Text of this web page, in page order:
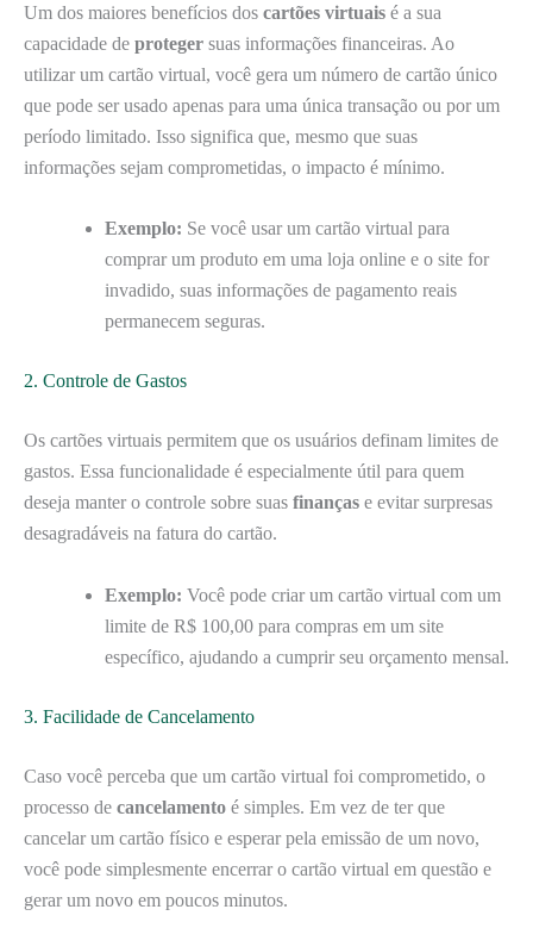
Um dos maiores benefícios dos cartões virtuais é a sua
capacidade de proteger suas informações financeiras. Ao
utilizar um cartão virtual, você gera um número de cartão único
que pode ser usado apenas para uma única transação ou por um
período limitado. Isso significa que, mesmo que suas
informações sejam comprometidas, o impacto é mínimo.
Exemplo: Se você usar um cartão virtual para
comprar um produto em uma loja online e o site for
invadido, suas informações de pagamento reais
permanecem seguras.
2. Controle de Gastos
Os cartões virtuais permitem que os usuários definam limites de
gastos. Essa funcionalidade é especialmente útil para quem
deseja manter o controle sobre suas finanças e evitar surpresas
desagradáveis na fatura do cartão.
Exemplo: Você pode criar um cartão virtual com um
limite de R$ 100,00 para compras em um site
específico, ajudando a cumprir seu orçamento mensal.
3. Facilidade de Cancelamento
Caso você perceba que um cartão virtual foi comprometido, o
processo de cancelamento é simples. Em vez de ter que
cancelar um cartão físico e esperar pela emissão de um novo,
você pode simplesmente encerrar o cartão virtual em questão e
gerar um novo em poucos minutos.